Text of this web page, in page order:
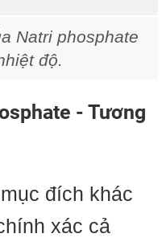
Natri phosphate
độ.
- Tương
đích khác
xác cả